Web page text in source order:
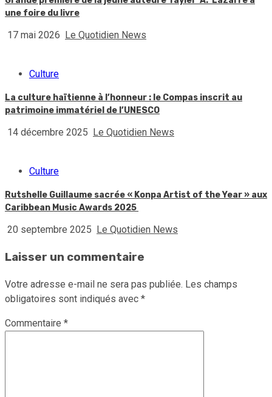
une foire du livre
17 mai 2026 Le Quotidien News
Culture
La culture haïtienne à l’honneur : le Compas inscrit au
patrimoine immatériel de l’UNESCO
14 décembre 2025 Le Quotidien News
Culture
Rutshelle Guillaume sacrée « Konpa Artist of the Year » aux
Caribbean Music Awards 2025
20 septembre 2025 Le Quotidien News
Laisser un commentaire
Votre adresse e-mail ne sera pas publiée. Les champs
obligatoires sont indiqués avec *
Commentaire *